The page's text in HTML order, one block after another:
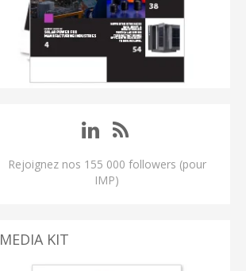
Rejoignez nos 155 000 followers (pour
IMP)
MEDIA KIT